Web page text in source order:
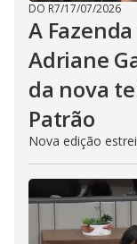
DO R7/17/07/2026
A
Adriane
da nova
Patrão
Nova edição